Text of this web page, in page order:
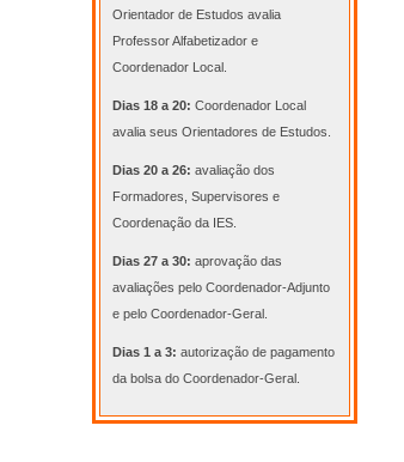
Orientador de Estudos avalia
Professor Alfabetizador e
Coordenador Local.
Dias 18 a 20:Coordenador Local
avalia seus Orientadores de Estudos.
Dias 20 a 26:avaliação dos
Formadores, Supervisores e
Coordenação da IES.
Dias 27 a 30:aprovação das
avaliações pelo Coordenador-Adjunto
e pelo Coordenador-Geral.
Dias 1 a 3:autorização de pagamento
da bolsa do Coordenador-Geral.